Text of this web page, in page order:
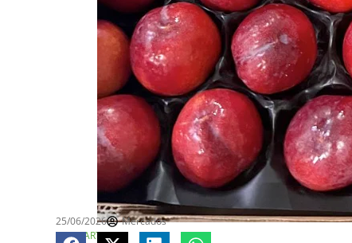
25/06/2026
Mercados
COMPARTE